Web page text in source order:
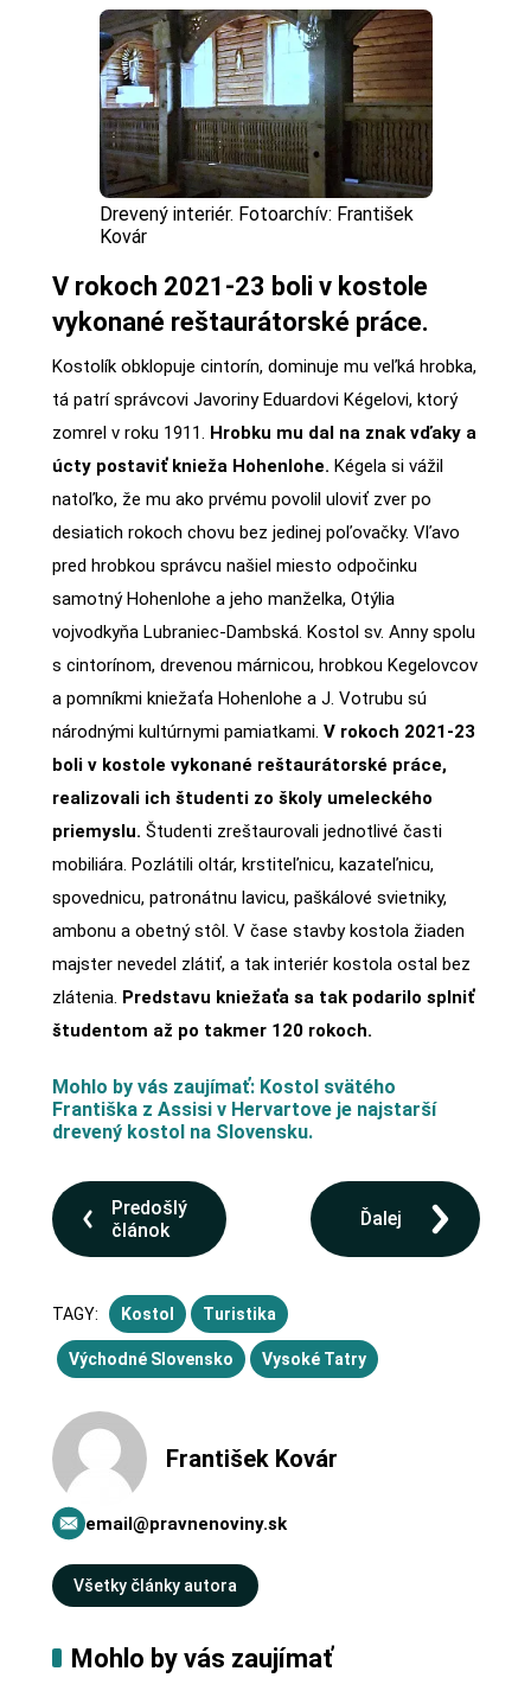
Drevený interiér. Fotoarchív: František
Kovár
V rokoch 2021-23 boli v kostole
vykonané reštaurátorské práce.
Kostolík obklopuje cintorín, dominuje mu veľká hrobka,
tá patrí správcovi Javoriny Eduardovi Kégelovi, ktorý
zomrel v roku 1911. Hrobku mu dal na znak vďaky a
úcty postaviť knieža Hohenlohe. Kégela si vážil
natoľko, že mu ako prvému povolil uloviť zver po
desiatich rokoch chovu bez jedinej poľovačky. Vľavo
pred hrobkou správcu našiel miesto odpočinku
samotný Hohenlohe a jeho manželka, Otýlia
vojvodkyňa Lubraniec-Dambská. Kostol sv. Anny spolu
s cintorínom, drevenou márnicou, hrobkou Kegelovcov
a pomníkmi kniežaťa Hohenlohe a J. Votrubu sú
národnými kultúrnymi pamiatkami. V rokoch 2021-23
boli v kostole vykonané reštaurátorské práce,
realizovali ich študenti zo školy umeleckého
priemyslu. Študenti zreštaurovali jednotlivé časti
mobiliára. Pozlátili oltár, krstiteľnicu, kazateľnicu,
spovednicu, patronátnu lavicu, paškálové svietniky,
ambonu a obetný stôl. V čase stavby kostola žiaden
majster nevedel zlátiť, a tak interiér kostola ostal bez
zlátenia. Predstavu kniežaťa sa tak podarilo splniť
študentom až po takmer 120 rokoch.
Mohlo by vás zaujímať: Kostol svätého
Františka z Assisi v Hervartove je najstarší
drevený kostol na Slovensku.
Predošlý
článok
Ďalej
TAGY: Kostol Turistika
Východné Slovensko Vysoké Tatry
František Kovár
email@pravnenoviny.sk
Všetky články autora
Mohlo by vás zaujímať